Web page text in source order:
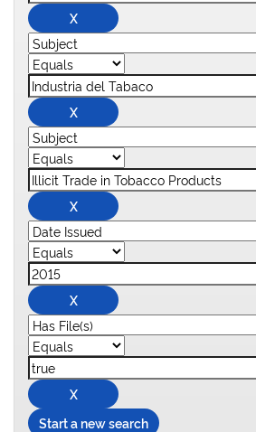
Start a new search